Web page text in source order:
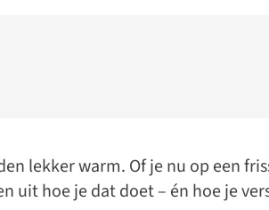
lekker warm. Of je nu op een
uit hoe je dat doet – én hoe je